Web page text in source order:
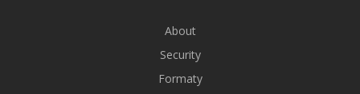
About
Security
Formaty